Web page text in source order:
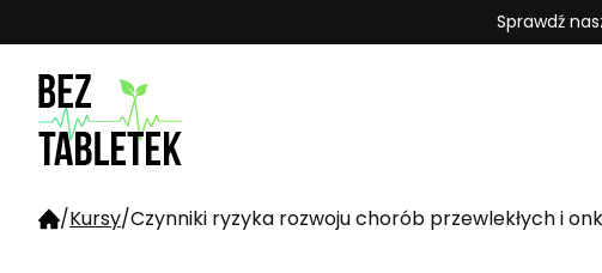
Sprawdź
/Kursy/Czynniki ryzyka rozwoju chorób przewlekłych i